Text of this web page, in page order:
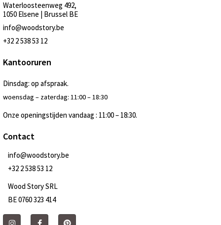
Waterloosteenweg 492,
1050 Elsene | Brussel BE
info@woodstory.be
+32 2 538 53 12
Kantooruren
Dinsdag: op afspraak.
woensdag – zaterdag: 11:00 – 18:30
Onze openingstijden vandaag : 11:00 – 18:30.
Contact
info@woodstory.be
+32 2 538 53 12
Wood Story SRL
BE 0760 323 414